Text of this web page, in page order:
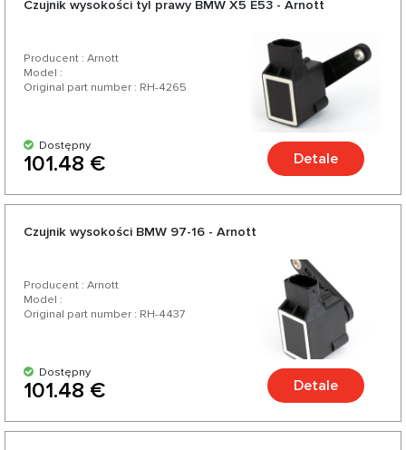
Czujnik wysokości tyl prawy BMW X5 E53 - Arnott
Producent : Arnott
Model :
Original part number : RH-4265
Dostępny
101.48 € Detale
Czujnik wysokości BMW 97-16 - Arnott
Producent : Arnott
Model :
Original part number : RH-4437
Dostępny
101.48 € Detale